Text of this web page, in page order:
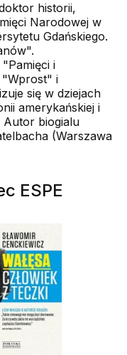
historii,
Narodowej w
Gdańskiego.
i
"Wprost" i
się w dziejach
amerykańskiej i
Autor biogialu
(Warszawa
ESPE